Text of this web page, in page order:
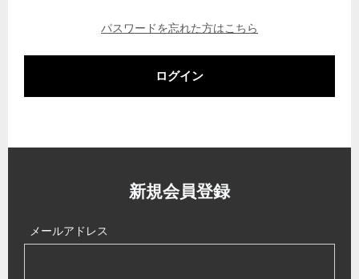
パスワードを忘れた方はこちら
ログイン
新規会員登録
メールアドレス